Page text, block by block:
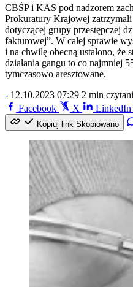
CBŚP i KAS pod nadzorem
Prokuratury Krajowej
dotyczącej grupy przestępczej
fakturowej”. W całej sprawie
i na chwilę obecną ustalono, że
działania gangu to co najmniej
tymczasowo aresztowane.
- 12.10.2023 07:29 2 min
Facebook
X LinkedIn
Kopiuj link Skopiowano